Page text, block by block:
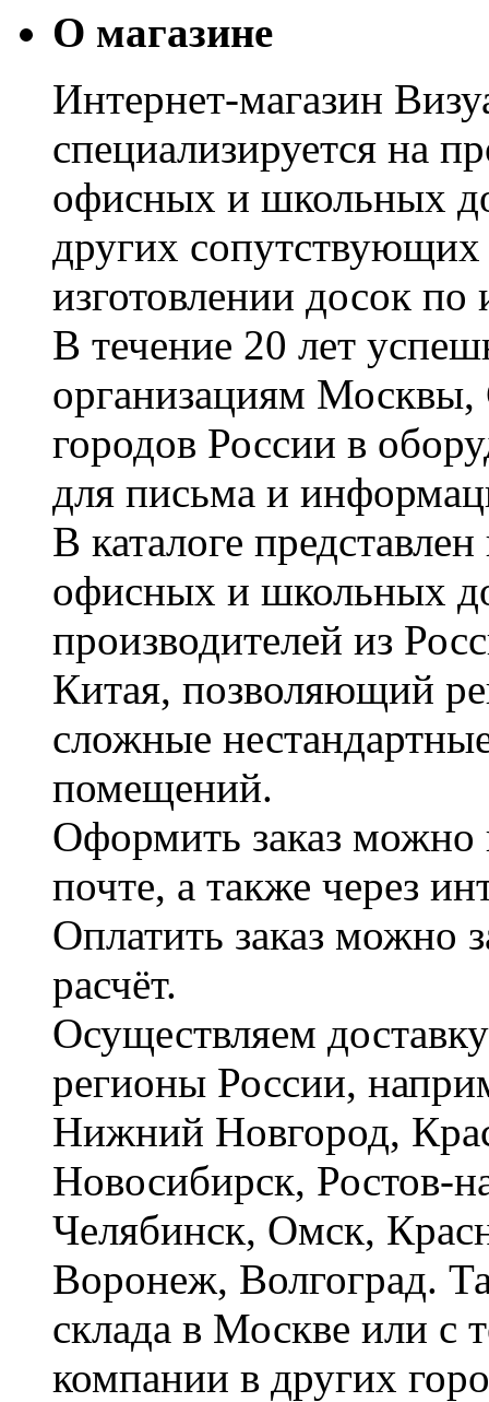
О магазине
Интернет-магазин
специализируется на
офисных и школьных
других сопутствующих
изготовлении досок по
В течение 20 лет
организациям Москвы,
городов России в
для письма и
В каталоге
офисных и школьных
производителей из
Китая, позволяющий
сложные
помещений.
Оформить заказ можно
почте, а также через
Оплатить заказ можно
расчёт.
Осуществляем
регионы России,
Нижний Новгород,
Новосибирск, Ростов-
Челябинск, Омск,
Воронеж, Волгоград.
склада в Москве или с
компании в других